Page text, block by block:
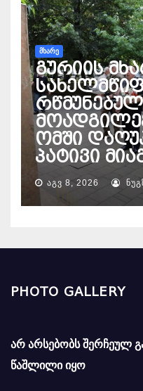
ᲛᲮᲐᲠᲔ
გურიის
ომში
პატივი
ᲐᲒᲕ 8, 2026
PHOTO GALLERY
არ არსებობს შერჩეულ
წაშლილი იყო